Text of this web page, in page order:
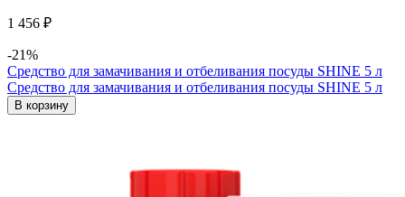
1 456 ₽
-21%
Средство для замачивания и отбеливания посуды SHINE 5 л
Средство для замачивания и отбеливания посуды SHINE 5 л
В корзину